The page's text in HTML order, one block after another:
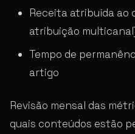
Receita atribuída ao
atribuição
Tempo de
artigo
Revisão mensal das
quais conteúdos estão